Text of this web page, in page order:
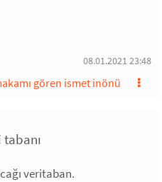
08.01.2021 23:48
gören ismet inönü
veritaban.